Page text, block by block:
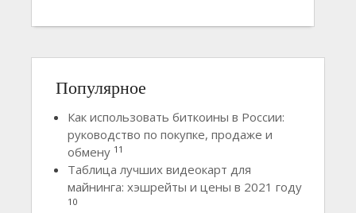
Популярное
Как использовать биткоины в России:
руководство по покупке, продаже и
обмену 11
Таблица лучших видеокарт для
майнинга: хэшрейты и цены в 2021 году
10